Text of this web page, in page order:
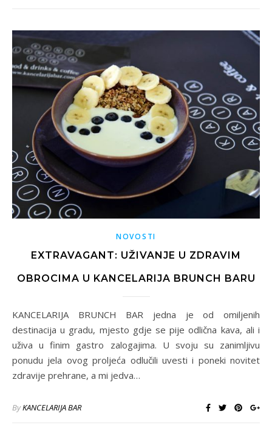
NOVOSTI
EXTRAVAGANT: UŽIVANJE U ZDRAVIM
OBROCIMA U KANCELARIJA BRUNCH BARU
KANCELARIJA BRUNCH BAR jedna je od omiljenih
destinacija u gradu, mjesto gdje se pije odlična kava, ali i
uživa u finim gastro zalogajima. U svoju su zanimljivu
ponudu jela ovog proljeća odlučili uvesti i poneki novitet
zdravije prehrane, a mi jedva…
ByKANCELARIJA BAR